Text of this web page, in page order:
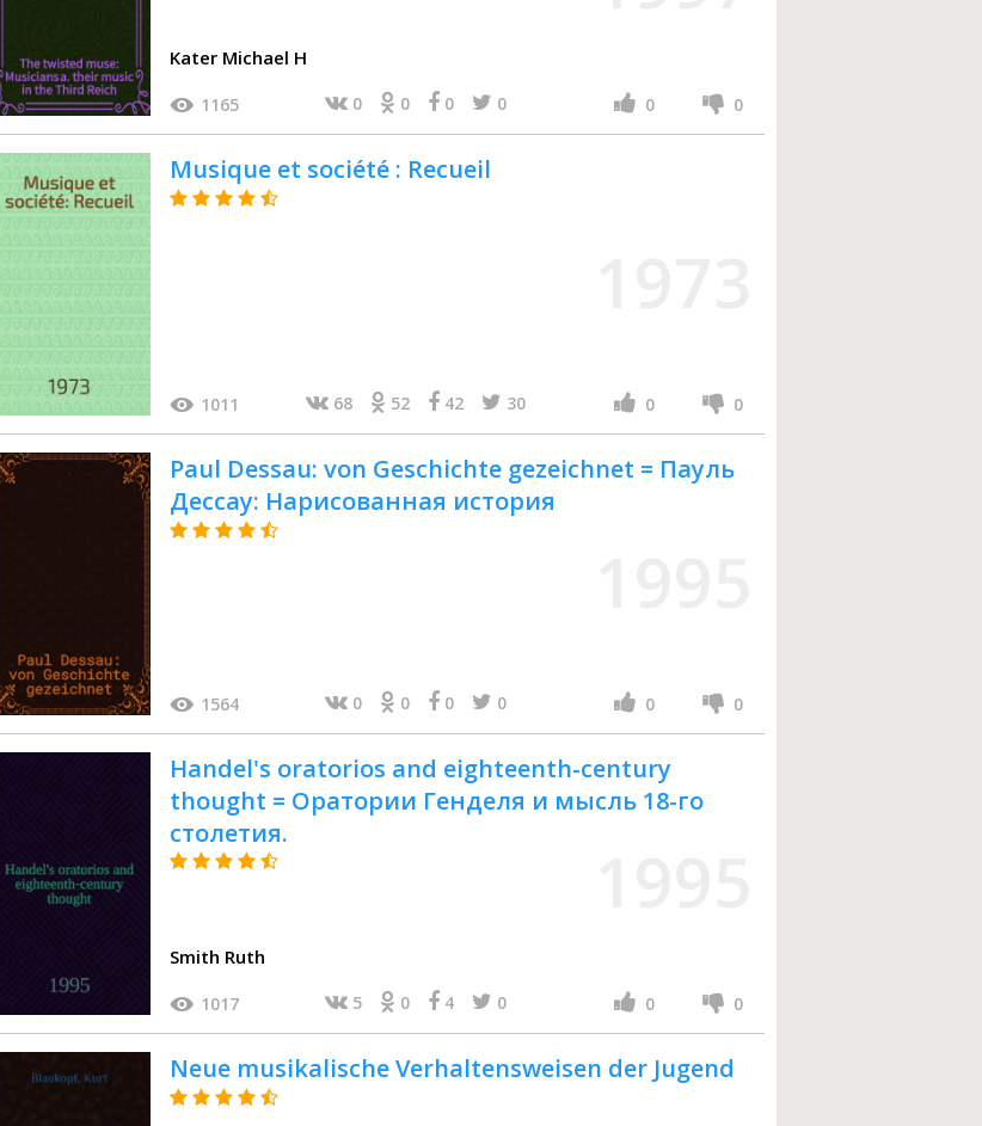
Kater Michael H
1165 0 0 0 0 0 0
Musique et société : Recueil
1011 68 52 42 30 0 0
Paul Dessau: von Geschichte gezeichnet = Пауль
Дессау: Нарисованная история
1564 0 0 0 0 0 0
Handel's oratorios and eighteenth-century
thought = Оратории Генделя и мысль 18-го
столетия.
Smith Ruth
1017 5 0 4 0 0 0
Neue musikalische Verhaltensweisen der Jugend